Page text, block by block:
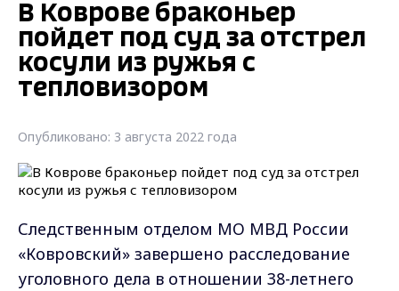
В Коврове браконьер
пойдет под суд за отстрел
косули из ружья с
тепловизором
Опубликовано: 3 августа 2022 года
Следственным отделом МО МВД России
«Ковровский» завершено расследование
уголовного дела в отношении 38-летнего